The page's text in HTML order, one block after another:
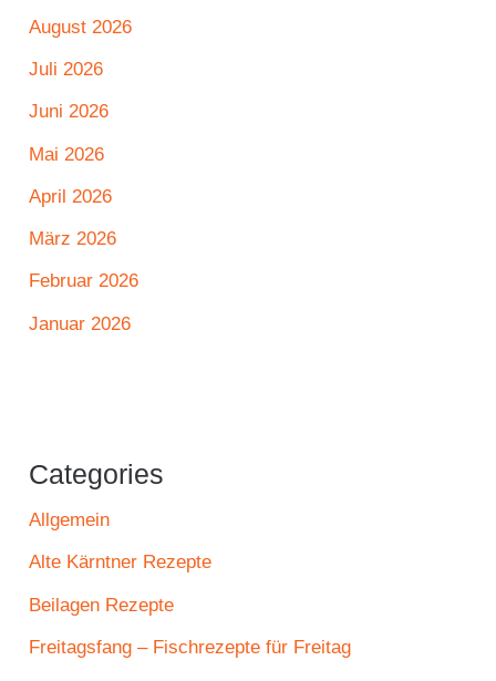
August 2026
Juli 2026
Juni 2026
Mai 2026
April 2026
März 2026
Februar 2026
Januar 2026
Categories
Allgemein
Alte Kärntner Rezepte
Beilagen Rezepte
Freitagsfang – Fischrezepte für Freitag